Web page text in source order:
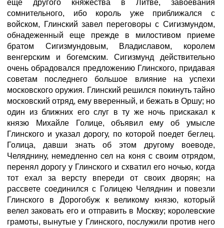
еще другого княжества в Литве, завоевания
сомнительного, ибо король уже приближался с
войском, Глинский завел переговоры с Сигизмундом,
обнадеженный еще прежде в милостивом приеме
братом Сигизмундовым, Владиславом, королем
венгерским и богемским. Сигизмунд действительно
очень обрадовался предложению Глинского, придавая
советам последнего большое влияние на успехи
московского оружия. Глинский решился покинуть тайно
московский отряд, ему вверенный, и бежать в Оршу; но
один из ближних его слуг в ту же ночь прискакал к
князю Михайле Голице, объявил ему об умысле
Глинского и указал дорогу, по которой поедет беглец.
Голица, давши знать об этом другому воеводе,
Челяднину, немедленно сел на коня с своим отрядом,
перенял дорогу у Глинского и схватил его ночью, когда
тот ехал за версту впереди от своих дворян; на
рассвете соединился с Голицею Челяднин и повезли
Глинского в Дорогобуж к великому князю, который
велел заковать его и отправить в Москву; королевские
грамоты, вынутые у Глинского, послужили против него